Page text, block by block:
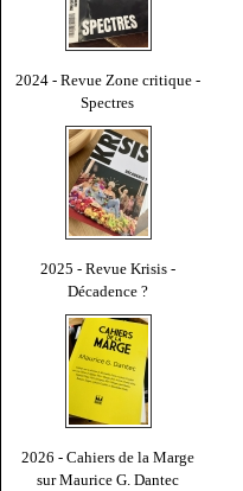
2024 - Revue Zone critique -
Spectres
2025 - Revue Krisis -
Décadence ?
2026 - Cahiers de la Marge
sur Maurice G. Dantec